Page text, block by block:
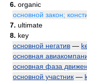
6. organic
основной закон;
7. ultimate
8. key
основной негатив —
основная
основная фаза
основной участник —